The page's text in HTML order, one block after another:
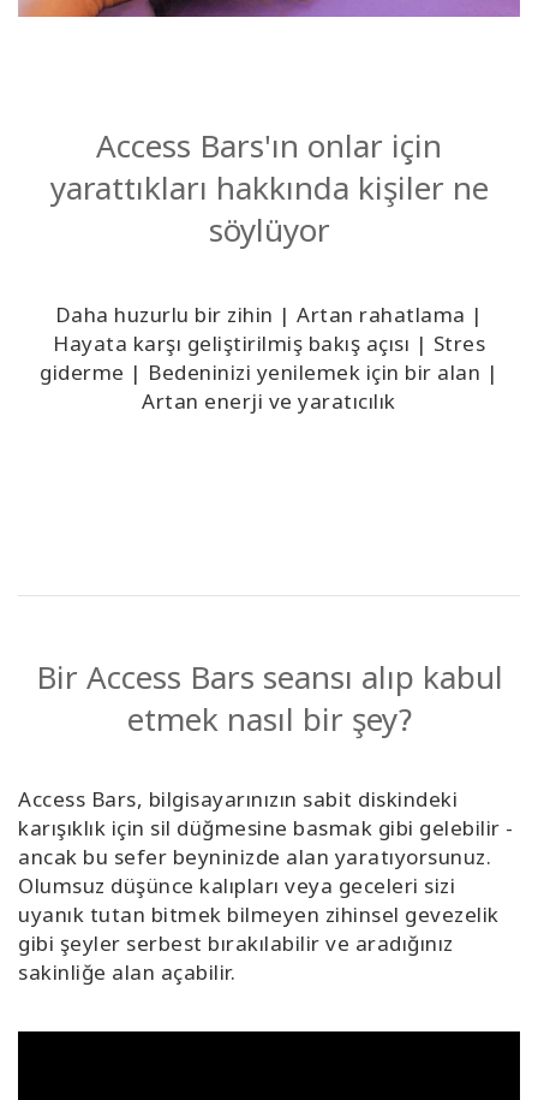
Access Bars'ın onlar için
yarattıkları hakkında kişiler ne
söylüyor
Daha huzurlu bir zihin | Artan rahatlama |
Hayata karşı geliştirilmiş bakış açısı | Stres
giderme | Bedeninizi yenilemek için bir alan |
Artan enerji ve yaratıcılık
Bir Access Bars seansı alıp kabul
etmek nasıl bir şey?
Access Bars, bilgisayarınızın sabit diskindeki
karışıklık için sil düğmesine basmak gibi gelebilir -
ancak bu sefer beyninizde alan yaratıyorsunuz.
Olumsuz düşünce kalıpları veya geceleri sizi
uyanık tutan bitmek bilmeyen zihinsel gevezelik
gibi şeyler serbest bırakılabilir ve aradığınız
sakinliğe alan açabilir.